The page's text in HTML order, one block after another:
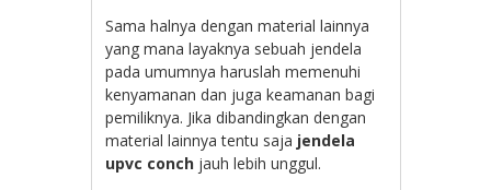
Sama halnya dengan material lainnya
yang mana layaknya sebuah jendela
pada umumnya haruslah memenuhi
kenyamanan dan juga keamanan bagi
pemiliknya. Jika dibandingkan dengan
material lainnya tentu saja jendela
upvc conch jauh lebih unggul.